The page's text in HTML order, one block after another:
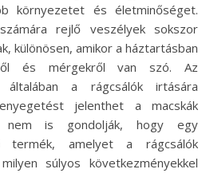
környezetet és életminőséget.
rejlő veszélyek sokszor
különösen, amikor a háztartásban
és mérgekről van szó. Az
általában a rágcsálók irtására
jelenthet a macskák
nem is gondolják, hogy egy
termék, amelyet a rágcsálók
súlyos következményekkel